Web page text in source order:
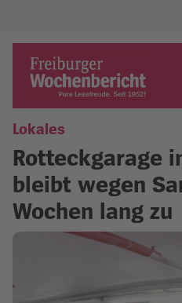
content
Freiburger Wochenbericht
Lokales
Rotteckgarage
bleibt wegen
Wochen lang zu